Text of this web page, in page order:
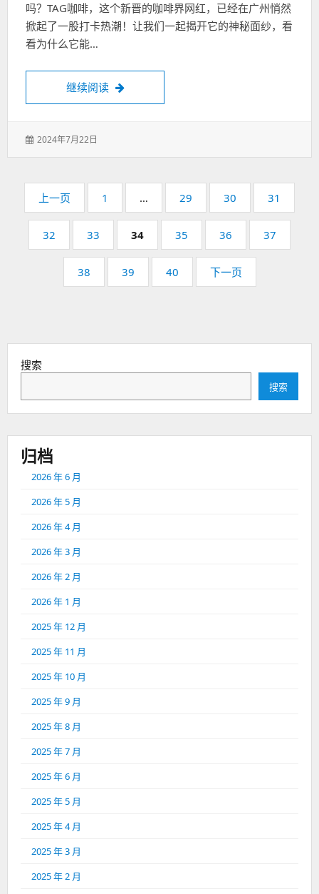
吗？TAG咖啡，这个新晋的咖啡界网红，已经在广州悄然
掀起了一股打卡热潮！让我们一起揭开它的神秘面纱，看
看为什么它能…
继续阅读 广州沸腾！TAG咖啡强势登陆，市民争相打
发
2024年7月22日
上一页
页
码：
1 …
页
码：
29
页
码：
30
页
码：
31
页
码：
32
页
码：
33
页
码：
34
页
码：
35
页
码：
36
页
码：
37
页
码：
38
页
码：
39
页
码：
40 下一页
搜索
搜索
归档
2026 年 6 月
2026 年 5 月
2026 年 4 月
2026 年 3 月
2026 年 2 月
2026 年 1 月
2025 年 12 月
2025 年 11 月
2025 年 10 月
2025 年 9 月
2025 年 8 月
2025 年 7 月
2025 年 6 月
2025 年 5 月
2025 年 4 月
2025 年 3 月
2025 年 2 月